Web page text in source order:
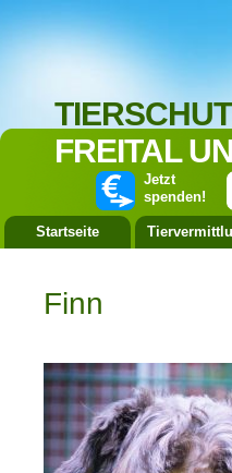
FREITAL
Jetzt
spenden!
Startseite
Finn